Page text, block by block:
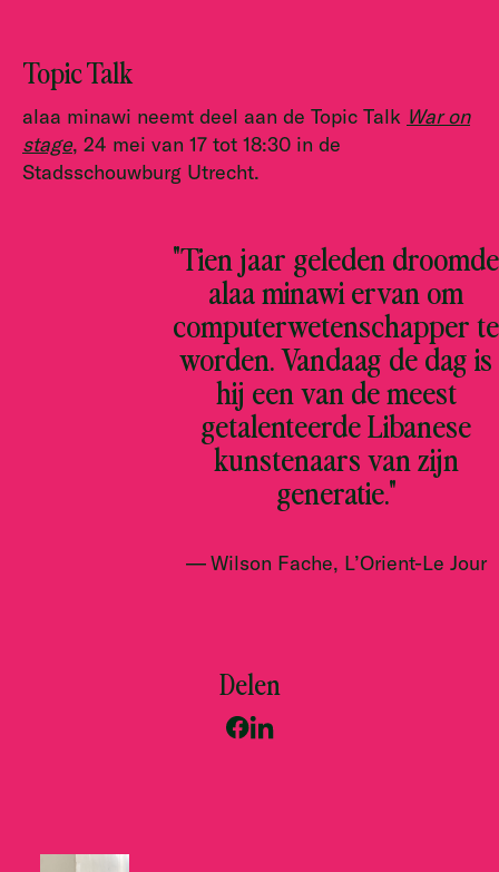
Topic Talk
alaa minawi neemt deel aan de Topic Talk War on
stage, 24 mei van 17 tot 18:30 in de
Stadsschouwburg Utrecht.
"Tien jaar geleden droomde
alaa minawi ervan om
computerwetenschapper te
worden. Vandaag de dag is
hij een van de meest
getalenteerde Libanese
kunstenaars van zijn
generatie."
Wilson Fache, L’Orient-Le Jour
Delen